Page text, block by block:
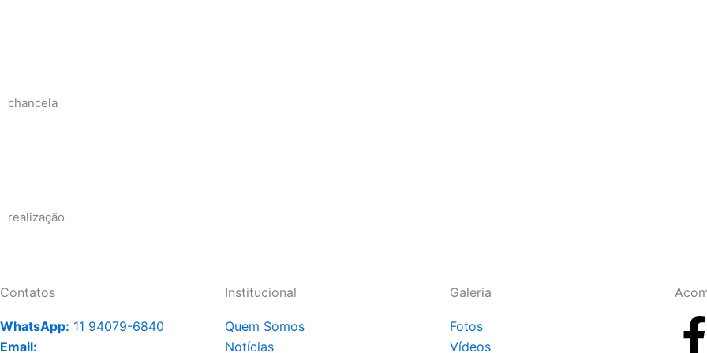
chancela
realização
Contatos
WhatsApp: 11 94079-6840
Email:
Institucional
Quem Somos
Notícias
Galeria
Fotos
Vídeos
F